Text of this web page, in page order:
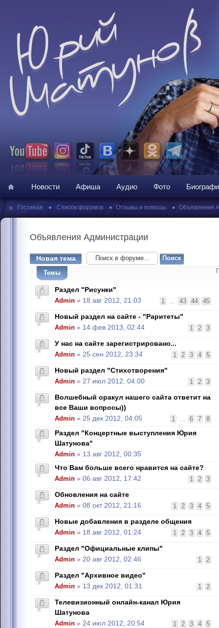
Новости Афиша Аудио Фото
» Гостиная • Список форумов • Отзывы и помощь • Объявления
Объявления Администрации
Новая тема
Темы
Раздел "Рисунки"
1 ... 43 44 45
Admin » 18 авг 2012, 21:03
Новый раздел на сайте - "Раритеты"
1 2 3
Admin » 14 фев 2013, 02:44
У нас на сайте зарегистрировано...
1 2 3 4 5
Admin » 25 сен 2012, 23:34
Новый раздел "Стихотворения"
1 2 3
Admin » 27 июл 2012, 04:00
Волшебный оракул нашего сайта ответит на
все Ваши вопросы))
1 ... 6 7 8
Admin » 25 дек 2012, 04:05
Раздел "Концертные выступления Юрия
Шатунова"
Admin » 13 авг 2012, 00:35
Что Вам больше всего нравится на сайте?
1 2 3
Admin » 06 авг 2012, 17:42
Обновления на сайте
1 2 3 4 5
Admin » 08 окт 2012, 21:16
Новые добавления в разделе общения
1 2 3 4 5
Admin » 18 авг 2012, 01:24
Раздел "Официальные клипы"
1 2
Admin » 20 авг 2012, 02:46
Раздел "Архивное видео"
1 2
Admin » 13 дек 2012, 01:31
Телевизионный онлайн-канал Юрия
Шатунова
1 2 3 4 5
Admin » 24 июл 2012, 20:54